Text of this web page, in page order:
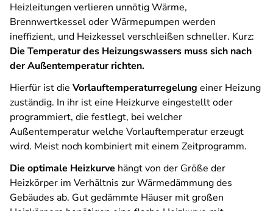
Heizleitungen verlieren unnötig Wärme,
Brennwertkessel oder Wärmepumpen werden
ineffizient, und Heizkessel verschleißen schneller. Kurz:
Die Temperatur des Heizungswassers muss sich nach
der Außentemperatur richten.
Hierfür ist die Vorlauftemperaturregelung einer Heizung
zuständig. In ihr ist eine Heizkurve eingestellt oder
programmiert, die festlegt, bei welcher
Außentemperatur welche Vorlauftemperatur erzeugt
wird. Meist noch kombiniert mit einem Zeitprogramm.
Die optimale Heizkurve hängt von der Größe der
Heizkörper im Verhältnis zur Wärmedämmung des
Gebäudes ab. Gut gedämmte Häuser mit großen